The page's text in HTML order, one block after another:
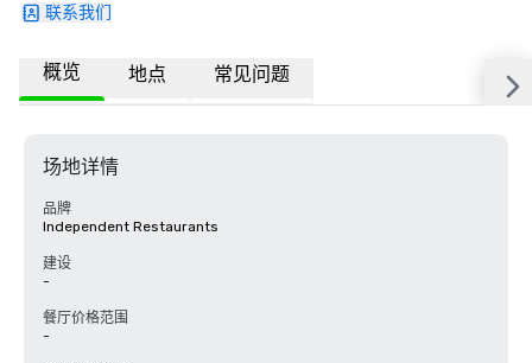
联系我们
概览 地点 常见问题
场地详情
品牌
Independent Restaurants
建设
-
餐厅价格范围
-